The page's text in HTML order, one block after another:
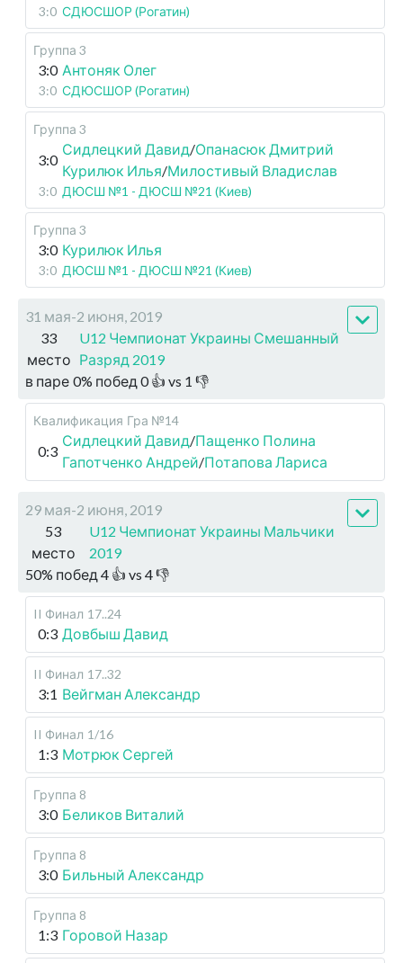
3:0 СДЮСШОР (Рогатин)
Группа 3
3:0 Антоняк Олег
3:0 СДЮСШОР (Рогатин)
Группа 3
3:0
Сидлецкий Давид/Опанасюк Дмитрий
Курилюк Илья/Милостивый Владислав
3:0 ДЮСШ №1 - ДЮСШ №21 (Киев)
Группа 3
3:0 Курилюк Илья
3:0 ДЮСШ №1 - ДЮСШ №21 (Киев)
31 мая-2 июня, 2019
33
место
U12 Чемпионат Украины Смешанный
Разряд 2019
в паре 0% побед 0👍 vs 1 👎
Квалификация Гра №14
0:3
Сидлецкий Давид/Пащенко Полина
Гапотченко Андрей/Потапова Лариса
29 мая-2 июня, 2019
53
место
U12 Чемпионат Украины Мальчики
2019
50% побед 4 👍 vs 4👎
II Финал 17..24
0:3 Довбыш Давид
II Финал 17..32
3:1 Вейгман Александр
II Финал 1/16
1:3 Мотрюк Сергей
Группа 8
3:0 Беликов Виталий
Группа 8
3:0 Бильный Александр
Группа 8
1:3 Горовой Назар